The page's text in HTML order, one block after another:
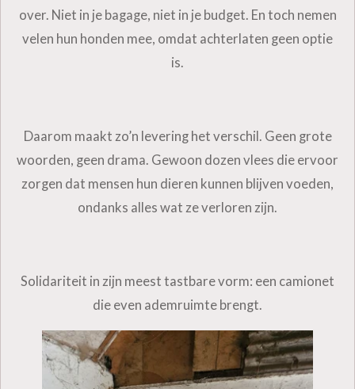
over. Niet in je bagage, niet in je budget. En toch nemen
velen hun honden mee, omdat achterlaten geen optie
is.
Daarom maakt zo’n levering het verschil. Geen grote
woorden, geen drama. Gewoon dozen vlees die ervoor
zorgen dat mensen hun dieren kunnen blijven voeden,
ondanks alles wat ze verloren zijn.
Solidariteit in zijn meest tastbare vorm: een camionet
die even ademruimte brengt.